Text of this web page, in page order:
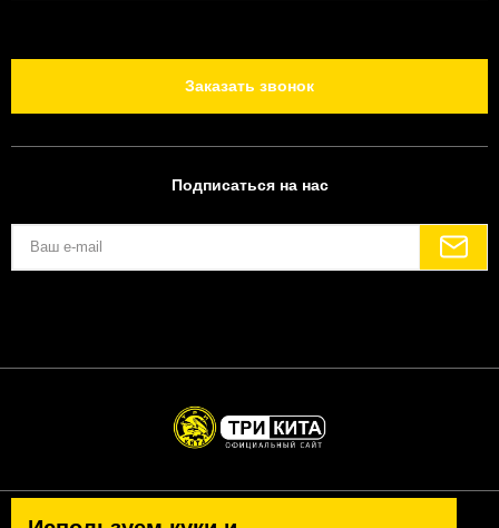
Заказать звонок
Подписаться на нас
Политика конфиденциальности